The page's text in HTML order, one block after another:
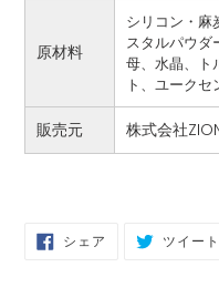
原材料
シリコン・麻
スタルパウダ
母、水晶、ト
ト、ユークセ
販売元 株式会社
シェア FACEBOOKツイート